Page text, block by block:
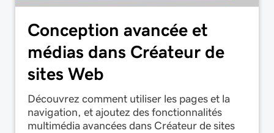
Conception avancée et
médias dans Créateur de
sites Web
Découvrez comment utiliser les pages et la
navigation, et ajoutez des fonctionnalités
multimédia avancées dans Créateur de sites